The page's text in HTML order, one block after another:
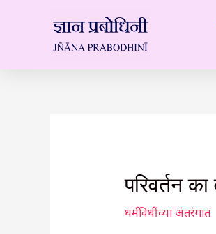
परिवर्तन
धर्मविधींच्या अंतरंगात